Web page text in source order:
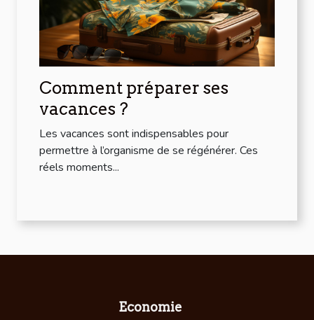
Comment préparer ses
vacances ?
Les vacances sont indispensables pour
permettre à l’organisme de se régénérer. Ces
réels moments...
Economie